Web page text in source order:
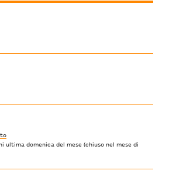
domenica del mese (chiuso nel mese di